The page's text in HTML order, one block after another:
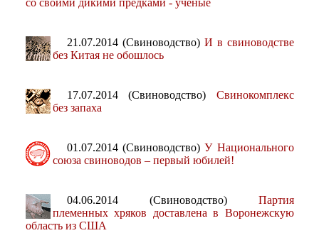
со своими дикими предками - ученые
21.07.2014 (Свиноводство) И в свиноводстве
без Китая не обошлось
17.07.2014 (Свиноводство) Свинокомплекс
без запаха
01.07.2014 (Свиноводство)У Национального
союза свиноводов – первый юбилей!
04.06.2014 (Свиноводство) Партия
племенных хряков доставлена в Воронежскую
область из США